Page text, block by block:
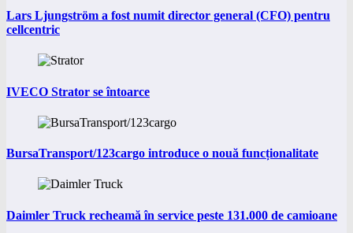
Lars Ljungström a fost numit director general (CFO) pentru
cellcentric
IVECO Strator se întoarce
BursaTransport/123cargo introduce o nouă funcționalitate
Daimler Truck recheamă în service peste 131.000 de camioane